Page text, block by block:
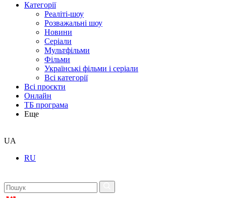
Категорії
Реаліті-шоу
Розважальні шоу
Новини
Серіали
Мультфільми
Фільми
Українські фільми і серіали
Всі категорії
Всі проєкти
Онлайн
ТБ програма
Еще
UA
RU